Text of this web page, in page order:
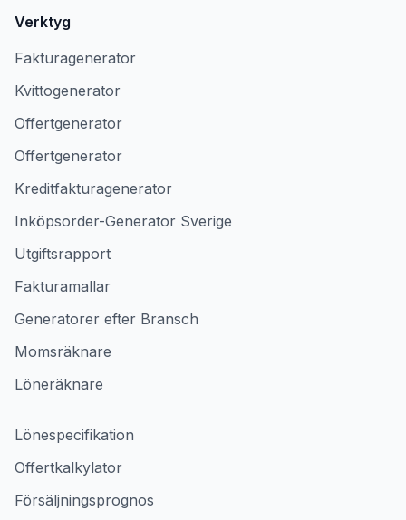
Verktyg
Fakturagenerator
Kvittogenerator
Offertgenerator
Offertgenerator
Kreditfakturagenerator
Inköpsorder-Generator Sverige
Utgiftsrapport
Fakturamallar
Generatorer efter Bransch
Momsräknare
Löneräknare
Lönespecifikation
Offertkalkylator
Försäljningsprognos